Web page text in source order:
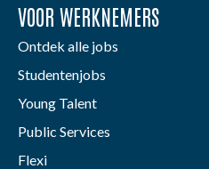
VOOR WERKNEMERS
Ontdek alle jobs
Studentenjobs
Young Talent
Public Services
Flexi